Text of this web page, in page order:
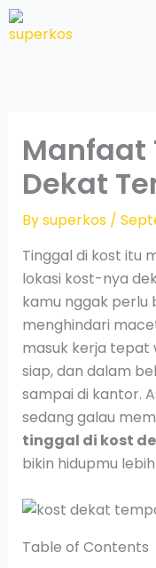
Skip
to
Manfaat
Dekat
Bysuperkos /
Tinggal di kost itu
lokasi kost-nya
kamu nggak
menghindari
masuk kerja tepat
siap, dan dalam
sampai di kantor.
sedang galau
tinggal di kost
bikin hidupmu
Table of Contents